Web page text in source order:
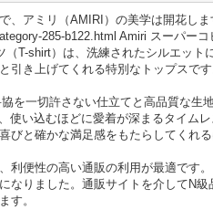
、アミリ（AMIRI）の美学は開花し
285-b122.html Amiri スーパー
T-shirt）は、洗練されたシルエッ
き上げてくれる特別なトップスです
を一切許さない仕立てと高品質な生
使い込むほどに愛着が深まるタイム
と確かな満足感をもたらしてくれる
利便性の高い通販の利用が最適です
なりました。通販サイトを介してN
す。